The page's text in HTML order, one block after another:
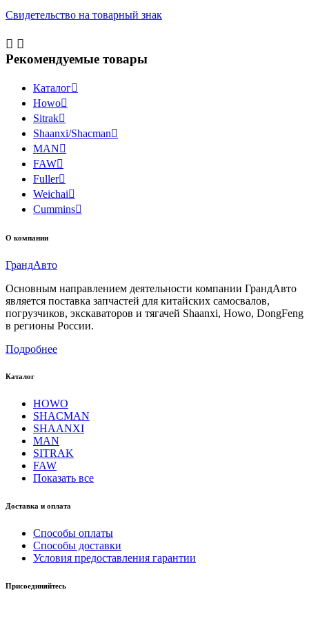
Свидетельство на товарный знак
 
Рекомендуемые товары
Каталог
Howo
Sitrak
Shaanxi/Shacman
MAN
FAW
Fuller
Weichai
Cummins
О компании
ГрандАвто
Основным направлением деятельности компании ГрандАвто
является поставка запчастей для китайских самосвалов,
погрузчиков, экскаваторов и тягачей Shaanxi, Howo, DongFeng
в регионы России.
Подробнее
Каталог
HOWO
SHACMAN
SHAANXI
MAN
SITRAK
FAW
Показать все
Доставка и оплата
Способы оплаты
Способы доставки
Условия предоставления гарантии
Присоединяйтесь